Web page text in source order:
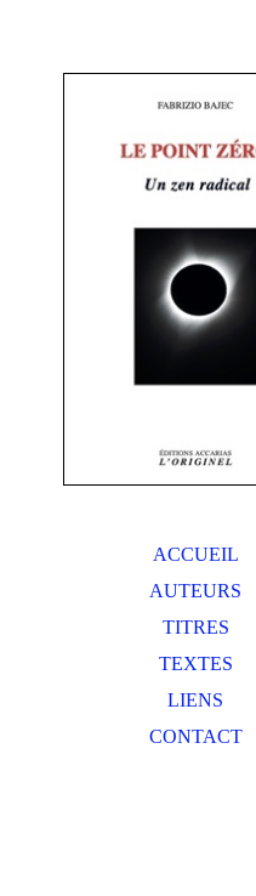
ACCUEIL
AUTEURS
TITRES
TEXTES
LIENS
CONTACT